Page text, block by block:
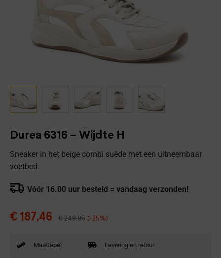
Durea 6316 – Wijdte H
Sneaker in het beige combi suède met een uitneembaar
voetbed.
Vóór 16.00 uur besteld = vandaag verzonden!
€ 187,46 €249,95 (-25%)
Maattabel Levering en retour